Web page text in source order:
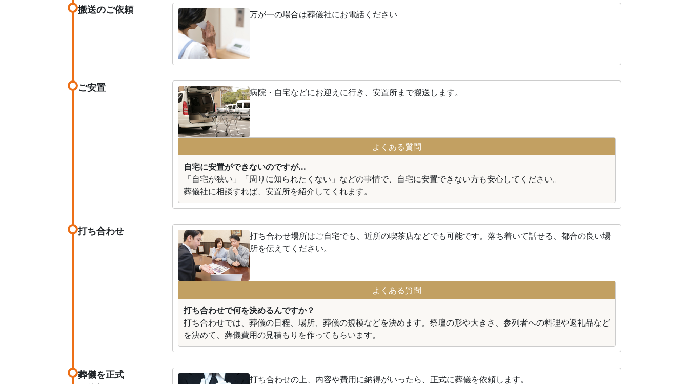
搬送のご依頼 万が一の場合は葬儀社にお電話ください
ご安置 病院・自宅などにお迎えに行き、安置所まで搬送します。
よくある質問
自宅に安置ができないのですが...
「自宅が狭い」「周りに知られたくない」などの事情で、自宅に安置できない方も安心してください。
葬儀社に相談すれば、安置所を紹介してくれます。
打ち合わせ
打ち合わせ場所はご自宅でも、近所の喫茶店などでも可能です。落ち着いて話せる、都合の良い場
所を伝えてください。
よくある質問
打ち合わせで何を決めるんですか？
打ち合わせでは、葬儀の日程、場所、葬儀の規模などを決めます。祭壇の形や大きさ、参列者への料理や返礼品など
を決めて、葬儀費用の見積もりを作ってもらいます。
葬儀を正式
打ち合わせの上、内容や費用に納得がいったら、正式に葬儀を依頼します。